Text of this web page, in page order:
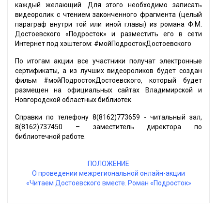
каждый желающий. Для этого необходимо записать
видеоролик с чтением законченного фрагмента (целый
параграф внутри той или иной главы) из романа Ф.М.
Достоевского «Подросток» и разместить его в сети
Интернет под хэштегом: #мойПодростокДостоевского
По итогам акции все участники получат электронные
сертификаты, а из лучших видеороликов будет создан
фильм #мойПодростокДостоевского, который будет
размещен на официальных сайтах Владимирской и
Новгородской областных библиотек.
Справки по телефону 8(8162)773659 - читальный зал,
8(8162)737450 – заместитель директора по
библиотечной работе.
ПОЛОЖЕНИЕ
О проведении межрегиональной онлайн-акции
«Читаем Достоевского вместе. Роман «Подросток»